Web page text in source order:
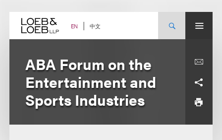
content EN 中文
ABA Forum on the
Entertainment and
Sports Industries